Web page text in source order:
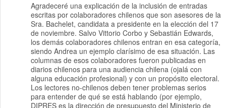
Agradeceré una explicación de la inclusión de entradas
escritas por colaboradores chilenos que son asesores de la
Sra. Bachelet, candidata a presidente en la elección del 17
de noviembre. Salvo Vittorio Corbo y Sebastián Edwards,
los demás colaboradores chilenos entran en esa categoría,
siendo Andrea un ejemplo clarísimo de esa situación. Las
columnas de esos colaboradores fueron publicadas en
diarios chilenos para una audiencia chilena (ojalá con
alguna educación profesional) y con un propósito electoral.
Los lectores no-chilenos deben tener problemas serios
para entender de qué se está hablando (por ejemplo,
DIPRES es la dirección de presupuesto del Ministerio de